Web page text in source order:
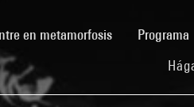
en metamorfosis(current)Programa